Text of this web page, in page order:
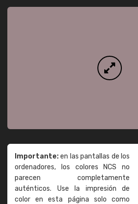
Importante:en las pantallas de los
ordenadores, los colores NCS no
parecen completamente
auténticos. Use la impresión de
color en esta página solo como